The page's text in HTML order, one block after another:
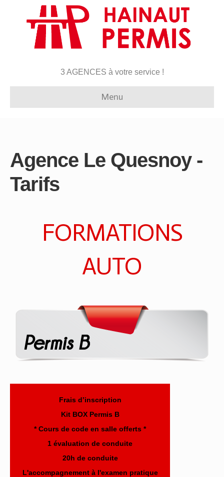
3 AGENCES à votre service !
Menu
Agence Le Quesnoy -
Tarifs
FORMATIONS
AUTO
Frais d’inscription
Kit BOX Permis B
* Cours de code en salle offerts *
1 évaluation de conduite
20h de conduite
L'accompagnement à l'examen pratique